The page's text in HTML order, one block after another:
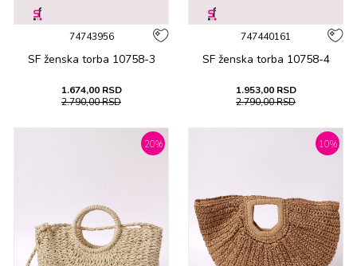
74743956
SF ženska tоrba 10758-3
1.674,00 RSD
2.790,00RSD
747440161
SF ženska tоrba 10758-4
1.953,00 RSD
2.790,00RSD
20% 10%